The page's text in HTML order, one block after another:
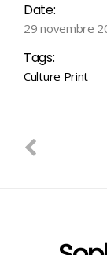
Date:
29 novembre
Tags:
Culture Print